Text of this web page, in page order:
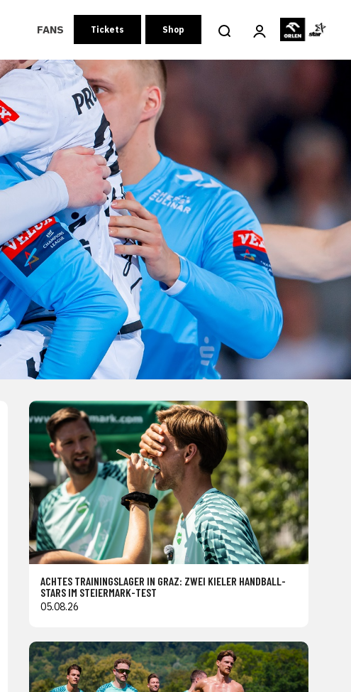
FANS Tickets Shop
ACHTES TRAININGSLAGER IN GRAZ: ZWEI KIELER HANDBALL-
STARS IM STEIERMARK-TEST
05.08.26